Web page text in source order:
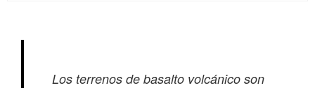
Los terrenos de basalto volcánico son